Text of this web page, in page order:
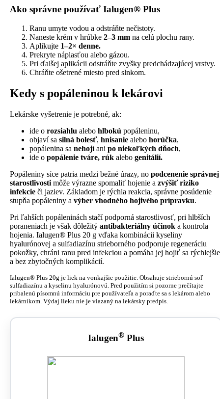
Ako správne používať Ialugen® Plus
Ranu umyte vodou a odstráňte nečistoty.
Naneste krém v hrúbke 2–3 mm na celú plochu rany.
Aplikujte 1–2× denne.
Prekryte náplasťou alebo gázou.
Pri ďalšej aplikácii odstráňte zvyšky predchádzajúcej vrstvy.
Chráňte ošetrené miesto pred slnkom.
Kedy s popáleninou k lekárovi
Lekárske vyšetrenie je potrebné, ak:
ide o rozsiahlu alebo hlbokú popáleninu,
objaví sa silná bolesť, hnisanie alebo horúčka,
popálenina sa nehojíani po niekoľkých dňoch,
ide o popálenie tváre, rúk alebo genitálií.
Popáleniny síce patria medzi bežné úrazy, no podcenenie správnej
starostlivosti môže výrazne spomaliť hojenie a zvýšiť riziko
infekcie či jaziev. Základom je rýchla reakcia, správne posúdenie
stupňa popáleniny a výber vhodného hojivého prípravku.
Pri ľahších popáleninách stačí podporná starostlivosť, pri hlbších
poraneniach je však dôležitý antibakteriálny účinok a kontrola
hojenia. Ialugen® Plus 20 g vďaka kombinácii kyseliny
hyalurónovej a sulfadiazínu strieborného podporuje regeneráciu
pokožky, chráni ranu pred infekciou a pomáha jej hojiť sa rýchlejšie
a bez zbytočných komplikácií.
Ialugen® Plus 20g je liek na vonkajšie použitie. Obsahuje striebornú soľ
sulfadiazínu a kyselinu hyalurónovú. Pred použitím si pozorne prečítajte
pribalenú písomnú informáciu pre používateľa a poraďte sa s lekárom alebo
lekárnikom. Výdaj lieku nie je viazaný na lekársky predpis.
Ialugen® Plus